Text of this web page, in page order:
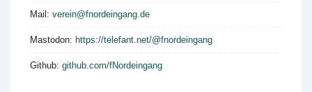
Mail: verein@fnordeingang.de
Mastodon: https://telefant.net/@fnordeingang
Github: github.com/fNordeingang